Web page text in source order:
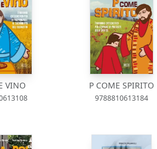
VINO P COME SPIRITO
9788810613184